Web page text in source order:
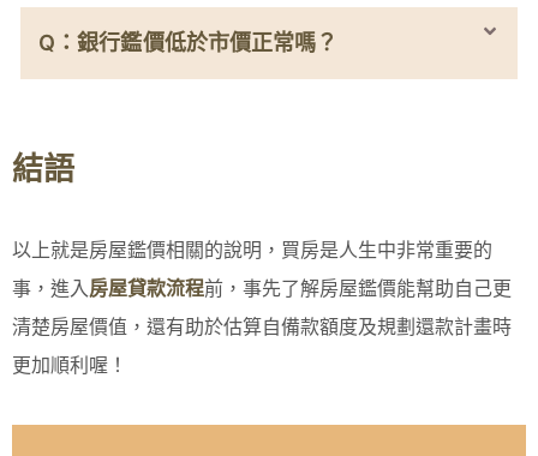
Q：銀行鑑價低於市價正常嗎？
結語
以上就是房屋鑑價相關的說明，買房是人生中非常重要的
事，進入 房屋貸款流程前，事先了解房屋鑑價能幫助自己更
清楚房屋價值，還有助於估算自備款額度及規劃還款計畫時
更加順利喔！